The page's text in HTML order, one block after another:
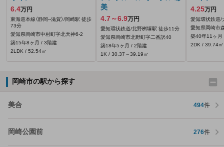
6.4万円
東海道本線（静岡--滋賀）/岡崎駅 徒歩
73分
愛知県岡崎市中村町字北天神6‐2
築15年8ヶ月 / 3階建
2LDK / 52.54㎡
美
4.7～6.9万円
愛知環状鉄道/北野桝塚駅 徒歩11分
愛知県岡崎市北野町字二番訳40
築18年5ヶ月 / 2階建
1K / 30.37～39.19㎡
4.25万円
愛知環状鉄道/
愛知県岡崎市
築40年11ヶ月
2DK / 39.74㎡
岡崎市の駅から探す
美合 494件
岡崎公園前 276件